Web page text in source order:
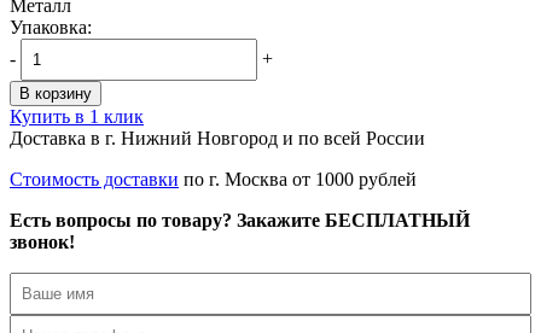
Металл
Упаковка:
-
+
В корзину
Купить в 1 клик
Доставка в г. Нижний Новгород и по всей России
Стоимость доставки по г. Москва от 1000 рублей
Есть вопросы по товару? Закажите БЕСПЛАТНЫЙ
звонок!